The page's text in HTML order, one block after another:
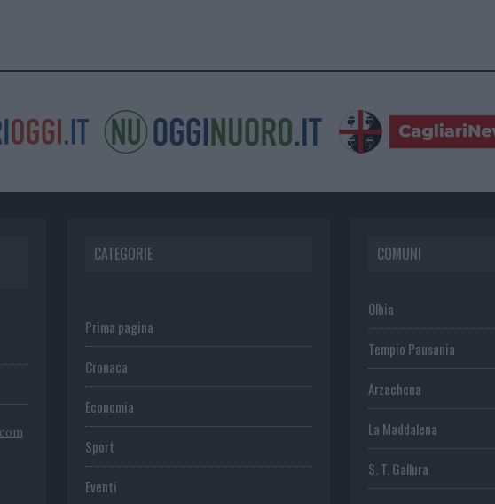
CATEGORIE
Prima pagina
Cronaca
Economia
Sport
Eventi
COMUNI
Olbia
Tempio Pausania
Arzachena
La Maddalena
S. T. Gallura